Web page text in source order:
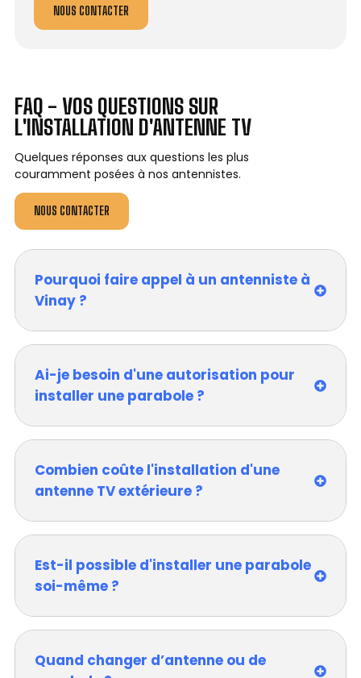
NOUS CONTACTER
FAQ - VOS QUESTIONS SUR
L'INSTALLATION D'ANTENNE TV
Quelques réponses aux questions les plus
couramment posées à nos antennistes.
NOUS CONTACTER
Pourquoi faire appel à un antenniste à
Vinay ?
Ai-je besoin d'une autorisation pour
installer une parabole ?
Combien coûte l'installation d'une
antenne TV extérieure ?
Est-il possible d'installer une parabole
soi-même ?
Quand changer d’antenne ou de